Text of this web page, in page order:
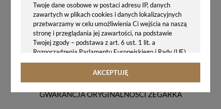
Twoje dane osobowe w postaci adresu IP, danych
zawartych w plikach cookies i danych lokalizacyjnych
przetwarzamy w celu umożliwienia Ci wejścia na naszą
stronę i przeglądania jej zawartości, na podstawie
Twojej zgody – podstawa z art. 6 ust. 1 lit. a
Rozporządzenia Parlamentu Europejskiego i Rady (UE)
2016/679 z 27.04.2016 r. w sprawie ochrony osób
fizycznych w związku z przetwarzaniem danych
rozporządzenie o ochronie danych, tj. RODO).
AKCEPTUJĘ
329,00 zł
GWARANCJA ORYGINALNOŚCI ZEGARKA